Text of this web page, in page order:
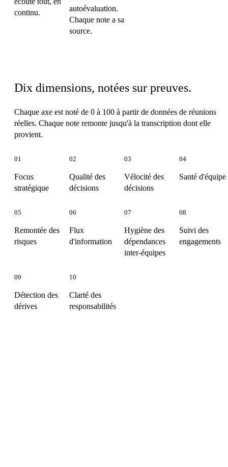
continu.
autoévaluation.
Chaque note a sa
source.
Dix dimensions, notées sur preuves.
Chaque axe est noté de 0 à 100 à partir de données de réunions
réelles. Chaque note remonte jusqu'à la transcription dont elle
provient.
01
Focus
stratégique
02
Qualité des
décisions
03
Vélocité des
décisions
04
Santé d'équipe
05
Remontée des
risques
06
Flux
d'information
07
Hygiène des
dépendances
inter-équipes
08
Suivi des
engagements
09
Détection des
dérives
10
Clarté des
responsabilités